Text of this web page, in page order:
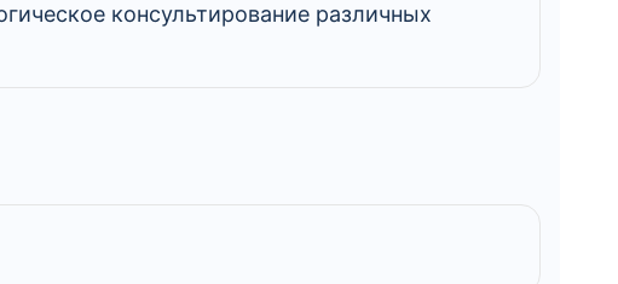
консультирование различных